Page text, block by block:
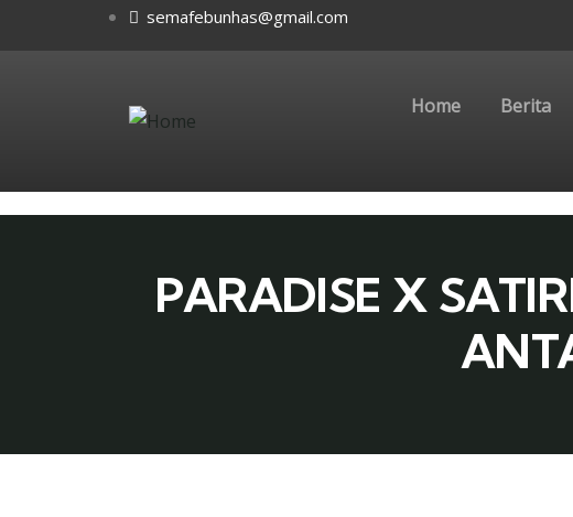
semafebunhas@gmail.com
Home Berita
PARADISE X